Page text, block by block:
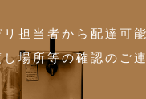
担当者から配達可
場所等の確認のご